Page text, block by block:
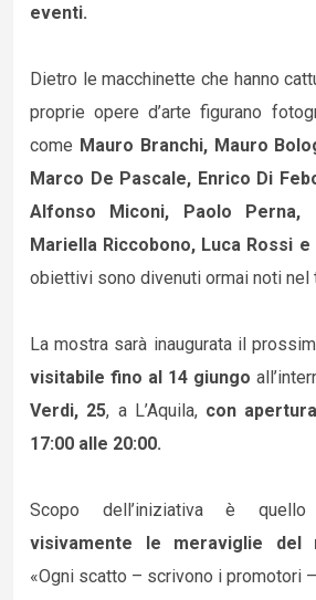
eventi.
Dietro le macchinette che hanno
proprie opere d’arte figurano
come Mauro Branchi, Mauro
Marco De Pascale, Enrico Di
Alfonso Miconi, Paolo Perna,
Mariella Riccobono, Luca Rossi
obiettivi sono divenuti ormai noti nel
La mostra sarà inaugurata il
visitabile fino al 14 giungo
Verdi, 25, a L’Aquila, con
17:00 alle 20:00.
Scopo dell’iniziativa è
visivamente le meraviglie del
«Ogni scatto – scrivono i promotori